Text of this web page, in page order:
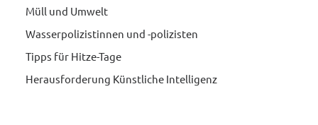
Müll und Umwelt
Wasserpolizistinnen und -polizisten
Tipps für Hitze-Tage
Herausforderung Künstliche Intelligenz